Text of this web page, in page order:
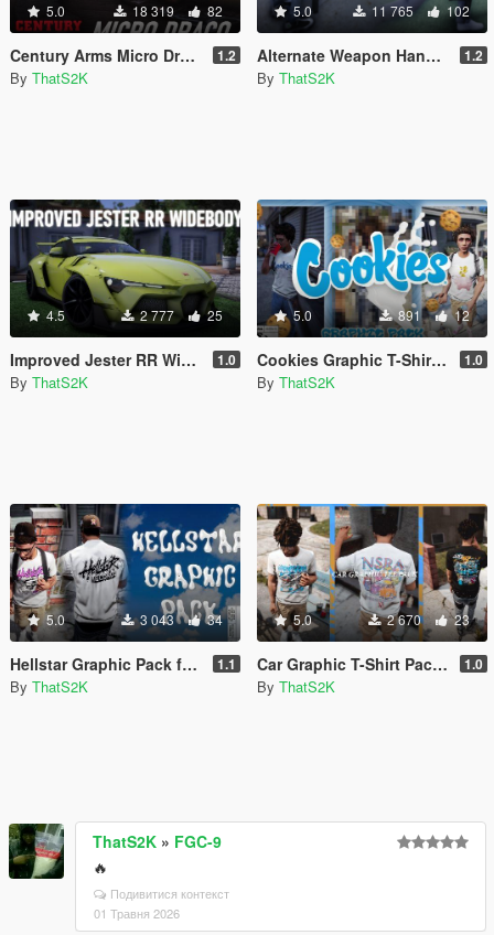
5.0 18 319 82
Century Arms Micro Draco 1.2
By ThatS2K
5.0 11 765 102
Alternate Weapon Handling Animations 1.2
By ThatS2K
4.5 2 777 25
Improved Jester RR Widebody [Replace] 1.0
By ThatS2K
5.0 891 12
Cookies Graphic T-Shirt Pack for MP Male 1.0
By ThatS2K
5.0 3 043 34
Hellstar Graphic Pack for MP Male 1.1
By ThatS2K
5.0 2 670 23
Car Graphic T-Shirt Pack for MP Male 1.0
By ThatS2K
ThatS2K » FGC-9
🔥
Подивитися контекст
01 Травня 2026